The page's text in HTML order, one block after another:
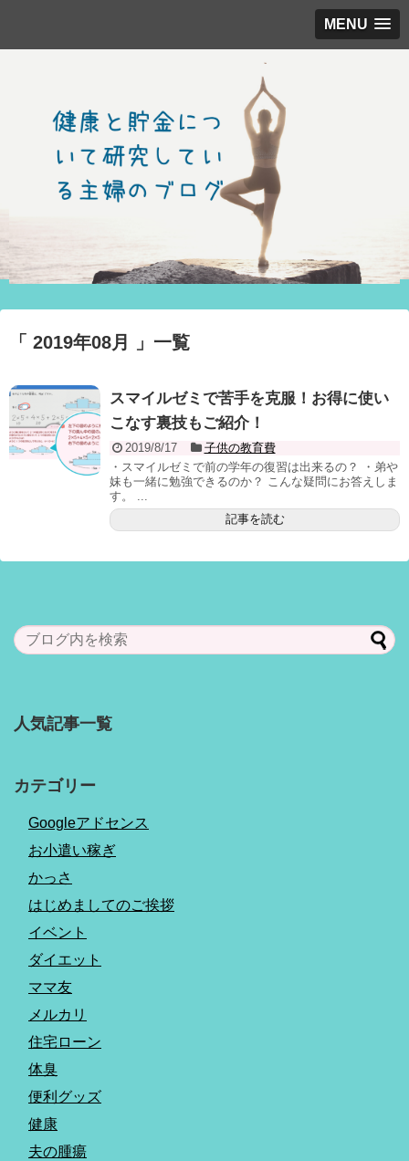
MENU
「 2019年08月 」一覧
スマイルゼミで苦手を克服！お得に使い
こなす裏技もご紹介！
2019/8/17
子供の教育費
・スマイルゼミで前の学年の復習は出来るの？ ・弟や
妹も一緒に勉強できるのか？ こんな疑問にお答えしま
す。 ...
記事を読む
人気記事一覧
カテゴリー
Googleアドセンス
お小遣い稼ぎ
かっさ
はじめましてのご挨拶
イベント
ダイエット
ママ友
メルカリ
住宅ローン
体臭
便利グッズ
健康
夫の腫瘍